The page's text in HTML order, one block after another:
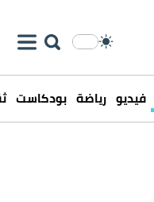
فيديو رياضة بودكاست